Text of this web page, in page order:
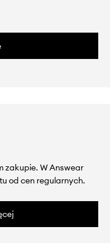
zakupie. W Answear
od cen regularnych.